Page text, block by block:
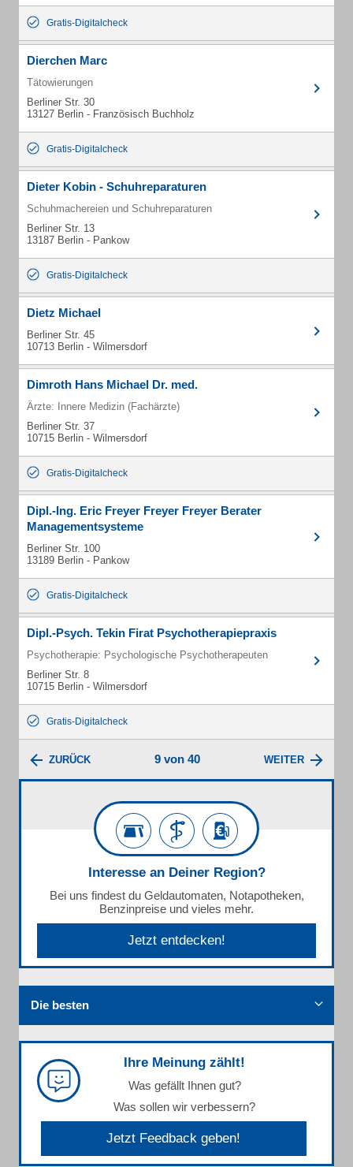
Gratis-Digitalcheck
Dierchen Marc
Tätowierungen
Berliner Str. 30
13127 Berlin - Französisch Buchholz
Gratis-Digitalcheck
Dieter Kobin - Schuhreparaturen
Schuhmachereien und Schuhreparaturen
Berliner Str. 13
13187 Berlin - Pankow
Gratis-Digitalcheck
Dietz Michael
Berliner Str. 45
10713 Berlin - Wilmersdorf
Dimroth Hans Michael Dr. med.
Ärzte: Innere Medizin (Fachärzte)
Berliner Str. 37
10715 Berlin - Wilmersdorf
Gratis-Digitalcheck
Dipl.-Ing. Eric Freyer Freyer Freyer Berater
Managementsysteme
Berliner Str. 100
13189 Berlin - Pankow
Gratis-Digitalcheck
Dipl.-Psych. Tekin Firat Psychotherapiepraxis
Psychotherapie: Psychologische Psychotherapeuten
Berliner Str. 8
10715 Berlin - Wilmersdorf
Gratis-Digitalcheck
ZURÜCK 9 von 40 WEITER
Interesse an Deiner Region?
Bei uns findest du Geldautomaten, Notapotheken,
Benzinpreise und vieles mehr.
Jetzt entdecken!
Die besten
Ihre Meinung zählt!
Was gefällt Ihnen gut?
Was sollen wir verbessern?
Jetzt Feedback geben!